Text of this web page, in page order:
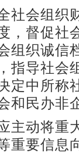
会组织
，督促社
组织诚信
指导社会
定中所称
和民办非
动将重
重要信息